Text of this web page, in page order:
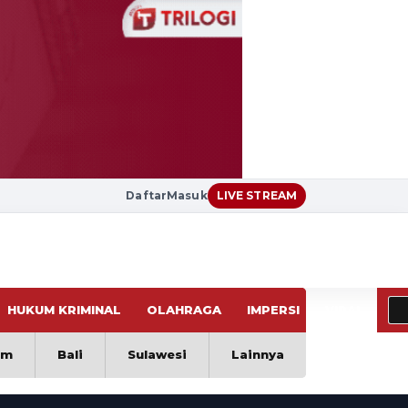
DaftarMasuk LIVE STREAM
HUKUM KRIMINAL OLAHRAGA IMPERSI
Bali Sulawesi Lainnya